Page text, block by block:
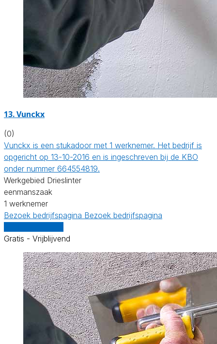
13. Vunckx
(0)
Vunckx is een stukadoor met 1 werknemer. Het bedrijf is
opgericht op 13-10-2016 en is ingeschreven bij de KBO
onder nummer 664554819.
Werkgebied Drieslinter
eenmanszaak
1 werknemer
Bezoek bedrijfspagina Bezoek bedrijfspagina
Gratis - Vrijblijvend